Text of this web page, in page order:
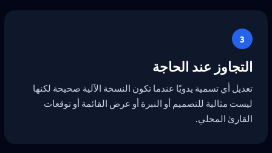
3
التجاوز عند الحاجة
تعديل أي تسمية يدويًا عندما تكون النسخة الآلية صحيحة لكنها
ليست مثالية للتصميم أو النبرة أو عرض القائمة أو توقعات
القارئ المحلي.